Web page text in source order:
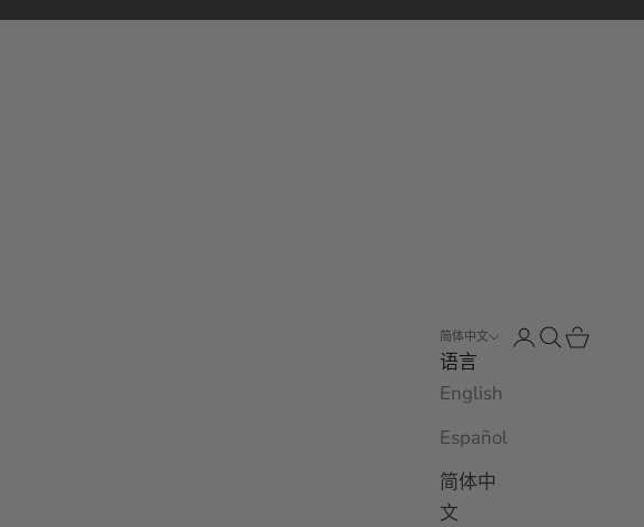
简体中文
语言
English
Español
简体中
文
打开账户页面
打开搜索
打开购物